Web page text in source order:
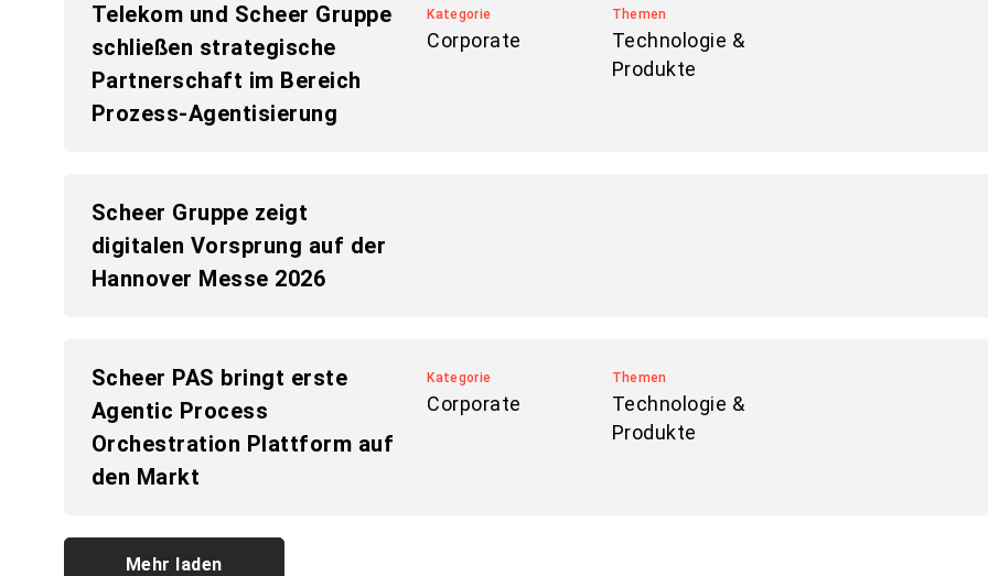
Telekom und Scheer Gruppe
schließen strategische
Partnerschaft im Bereich
Prozess-Agentisierung
Kategorie
Corporate
Themen
Technologie &
Produkte
Scheer Gruppe zeigt
digitalen Vorsprung auf der
Hannover Messe 2026
Scheer PAS bringt erste
Agentic Process
Orchestration Plattform auf
den Markt
Kategorie
Corporate
Themen
Technologie &
Produkte
Mehr laden